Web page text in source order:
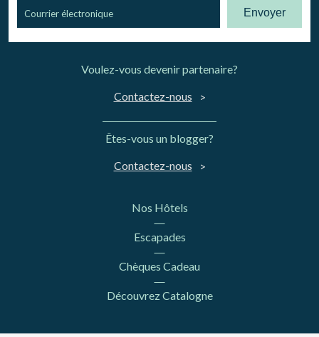
Envoyer
Voulez-vous devenir partenaire?
Contactez-nous
Êtes-vous un blogger?
Contactez-nous
Nos Hôtels
Escapades
Chèques Cadeau
Découvrez Catalogne